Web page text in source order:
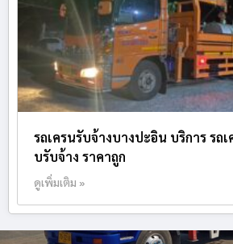
รถเครนรับจ้างบางปะอิน บริการ รถเ
บรับจ้าง ราคาถูก
ดูเพิ่มเติม »